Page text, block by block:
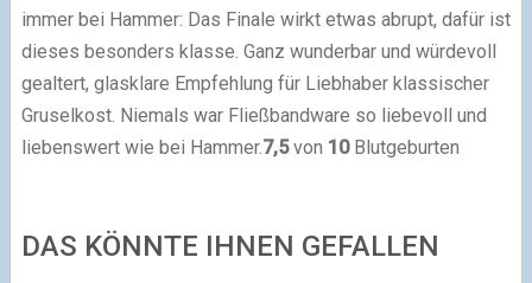
immer bei Hammer: Das Finale wirkt etwas abrupt, dafür ist
dieses besonders klasse. Ganz wunderbar und würdevoll
gealtert, glasklare Empfehlung für Liebhaber klassischer
Gruselkost. Niemals war Fließbandware so liebevoll und
liebenswert wie bei Hammer.7,5von 10Blutgeburten
DAS KÖNNTE IHNEN GEFALLEN